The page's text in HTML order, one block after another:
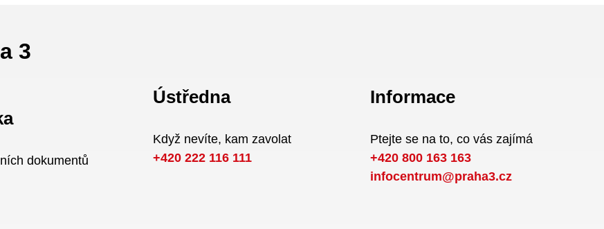
3
dokumentů
Ústředna
Když nevíte, kam zavolat
+420 222 116 111
Informace
Ptejte se na to, co vás zajímá
+420 800 163 163
infocentrum@praha3.cz